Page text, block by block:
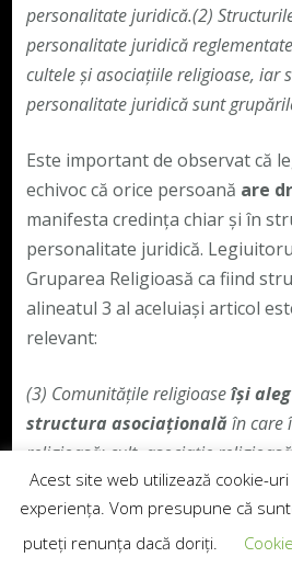
personalitate juridică.(2)
personalitate juridică
cultele și asociațiile religioase, iar
personalitate juridică sunt
Este important de observat că
echivoc că orice persoană are
manifesta credința chiar și în
personalitate juridică.
Gruparea Religioasă ca fiind
alineatul 3 al aceluiași articol
relevant:
(3) Comunitățile religioaseîși
structura asociațională în care
religioasă: cult, asociație
condițiile prezentei legi.Articolul 6
lege dispune astfel:Articolul 6(1)
este forma de asociere fără
Acest site web utilizează cookie-
experiența. Vom presupune că
puteți renunța dacă doriți.